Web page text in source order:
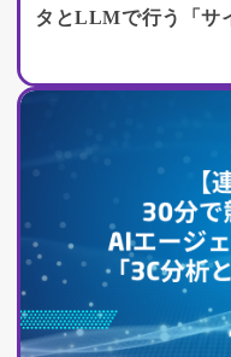
タとLLMで行う「サ